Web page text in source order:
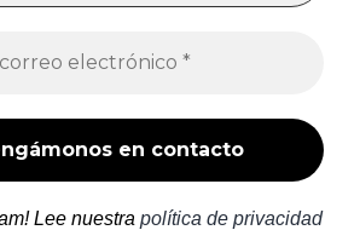
Lee nuestra política de privacidad